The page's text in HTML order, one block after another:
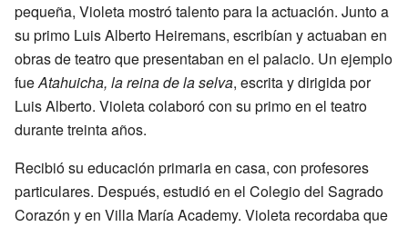
pequeña, Violeta mostró talento para la actuación. Junto a
su primo Luis Alberto Heiremans, escribían y actuaban en
obras de teatro que presentaban en el palacio. Un ejemplo
fueAtahuicha, la reina de la selva, escrita y dirigida por
Luis Alberto. Violeta colaboró con su primo en el teatro
durante treinta años.
Recibió su educación primaria en casa, con profesores
particulares. Después, estudió en el Colegio del Sagrado
Corazón y en Villa María Academy. Violeta recordaba que